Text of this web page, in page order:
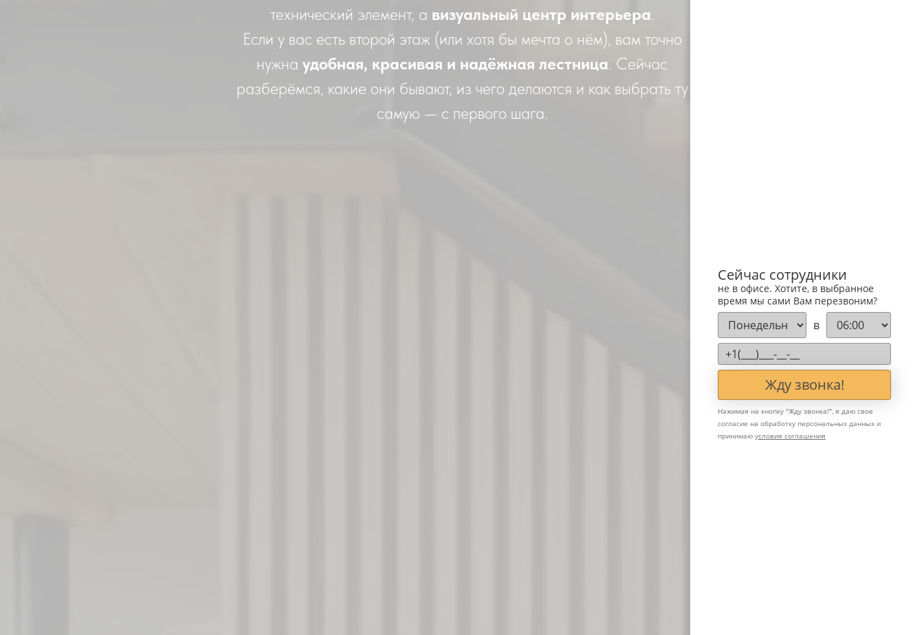
технический элемент, а визуальный центр интерьера.
Если у вас есть второй этаж (или хотя бы мечта о нём), вам точно
нужна удобная, красивая и надёжная лестница. Сейчас
разберёмся, какие они бывают, из чего делаются и как выбрать ту
самую — с первого шага.
Сейчас сотрудники
не в офисе. Хотите, в выбранное
время мы сами Вам перезвоним?
в
Жду звонка!
Нажимая на кнопку "Жду звонка!", я даю свое
согласие на обработку персональных данных и
принимаю условия соглашения